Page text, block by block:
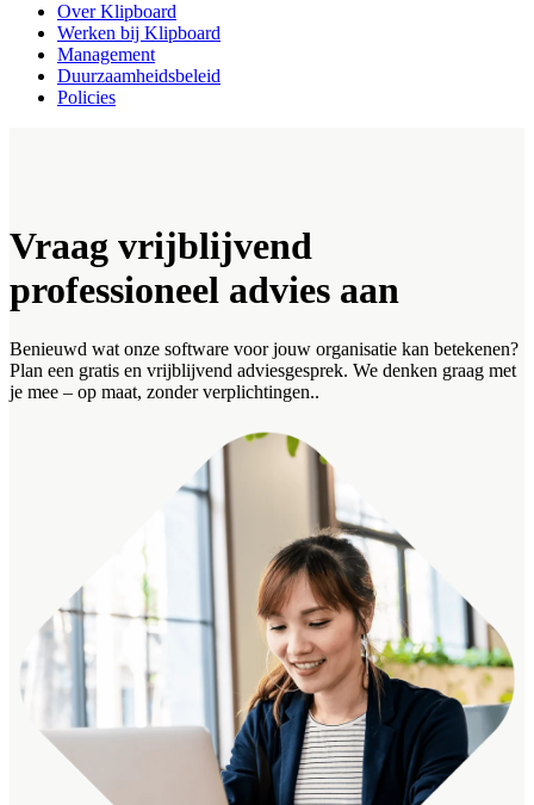
Over Klipboard
Werken bij Klipboard
Management
Duurzaamheidsbeleid
Policies
Vraag vrijblijvend
professioneel advies aan
Benieuwd wat onze software voor jouw organisatie kan betekenen?
Plan een gratis en vrijblijvend adviesgesprek. We denken graag met
je mee – op maat, zonder verplichtingen..